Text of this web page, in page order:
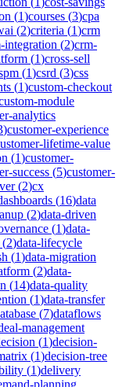
(1)courses (3)cpa
(2)criteria (1)crm
integration (2)crm-
(1)cross-sell
(1)csrd (3)css
(1)custom-checkout
module
analytics
)customer-experience
lifetime-value
(1)customer-
success (5)customer-
(2)cx
(16)data
(2)data-driven
(1)data-
(2)data-lifecycle
(1)data-migration
(2)data-
(14)data-quality
(1)data-transfer
(7)dataflows
management
(1)decision-
(1)decision-tree
(1)delivery
planning